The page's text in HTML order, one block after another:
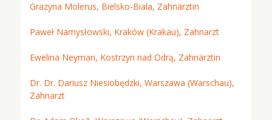
Grazyna Molerus, Bielsko-Biala, Zahnärztin
Paweł Namysłowski, Kraków (Krakau), Zahnarzt
Ewelina Neyman, Kostrzyn nad Odrą, Zahnärztin
Dr. Dr. Dariusz Niesiobędzki, Warszawa (Warschau),
Zahnarzt